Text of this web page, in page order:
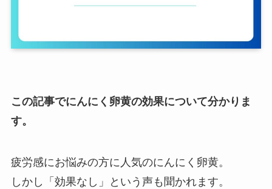
この記事でにんにく卵黄の効果について分かりま
す。
疲労感にお悩みの方に人気のにんにく卵黄。
しかし「効果なし」という声も聞かれます。